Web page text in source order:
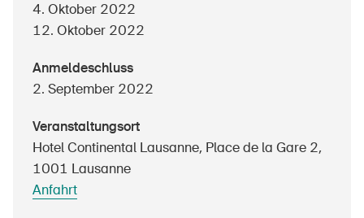
Sinus Plus
Bestellen & herunterladen
Kurse & Veranstaltungen
4. Oktober 2022
12. Oktober 2022
Anmeldeschluss
2. September 2022
Veranstaltungsort
Hotel Continental Lausanne, Place de la Gare 2,
1001 Lausanne
Anfahrt